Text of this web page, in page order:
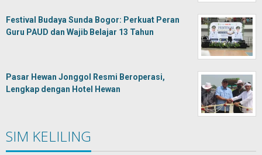
Festival Budaya Sunda Bogor: Perkuat Peran
Guru PAUD dan Wajib Belajar 13 Tahun
Pasar Hewan Jonggol Resmi Beroperasi,
Lengkap dengan Hotel Hewan
SIM KELILING